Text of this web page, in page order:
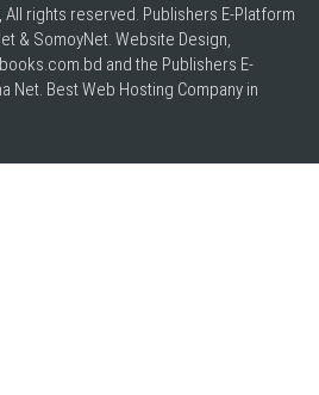
rights reserved. Publishers E-Platform
& SomoyNet. Website Design
and the Publishers E-
Net. BestWeb Hosting Company in